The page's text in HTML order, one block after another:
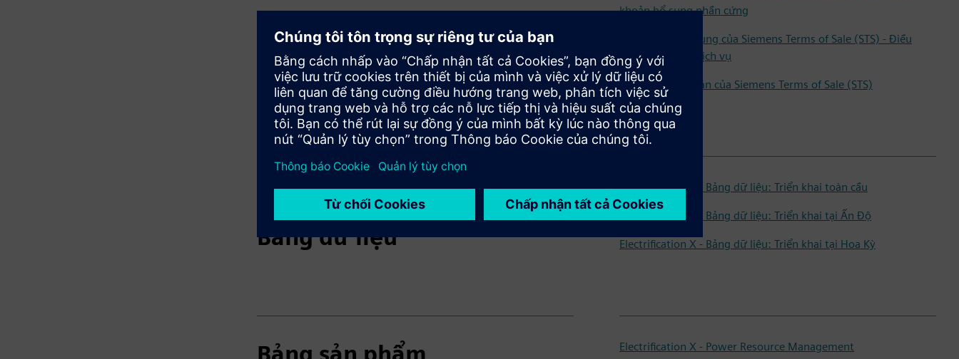
khoản bổ sung phần cứng
Điều khoản bổ sung của Siemens Terms of Sale (STS) - Điều
khoản bổ sung dịch vụ
Điều khoản cơ bản của Siemens Terms of Sale (STS)
Electrification X
Bảng dữ liệu
Electrification X - Bảng dữ liệu: Triển khai toàn cầu
Electrification X - Bảng dữ liệu: Triển khai tại Ấn Độ
Electrification X - Bảng dữ liệu: Triển khai tại Hoa Kỳ
Electrification X - Power Resource Management